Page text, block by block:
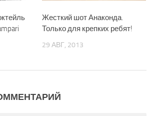
Жесткий шот Анаконда.
Только для крепких ребят!
29 АВГ, 2013